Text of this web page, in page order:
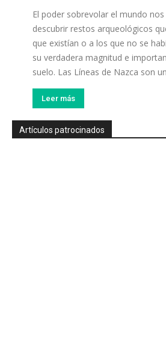
El poder sobrevolar el mundo
descubrir restos arqueológicos
que existían o a los que no se
su verdadera magnitud e
suelo. Las Líneas de Nazca son
Leer más
Artículos patrocinados